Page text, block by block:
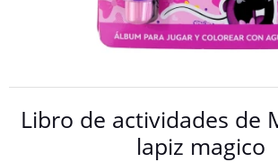
Libro de actividades de
lapiz magico